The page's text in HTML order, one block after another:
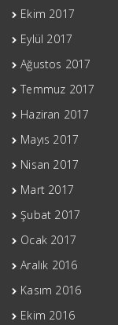
Ekim 2017
Eylül 2017
Ağustos 2017
Temmuz 2017
Haziran 2017
Mayıs 2017
Nisan 2017
Mart 2017
Şubat 2017
Ocak 2017
Aralık 2016
Kasım 2016
Ekim 2016